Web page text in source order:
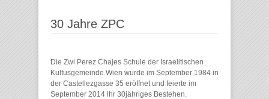
30 Jahre ZPC
Die Zwi Perez Chajes Schule der Israelitischen
Kultusgemeinde Wien wurde im September 1984 in
der Castellezgasse 35 eröffnet und feierte im
September 2014 ihr 30jähriges Bestehen.